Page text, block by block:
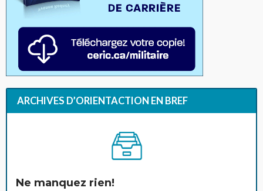
ARCHIVES D’ORIENTACTION EN BREF
Ne manquez rien!